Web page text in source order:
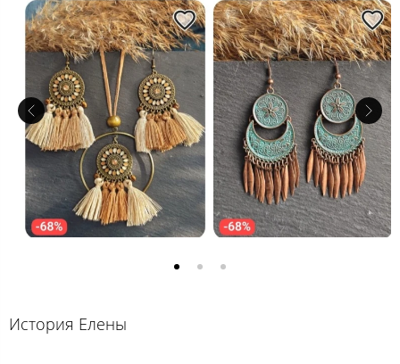
История Елены